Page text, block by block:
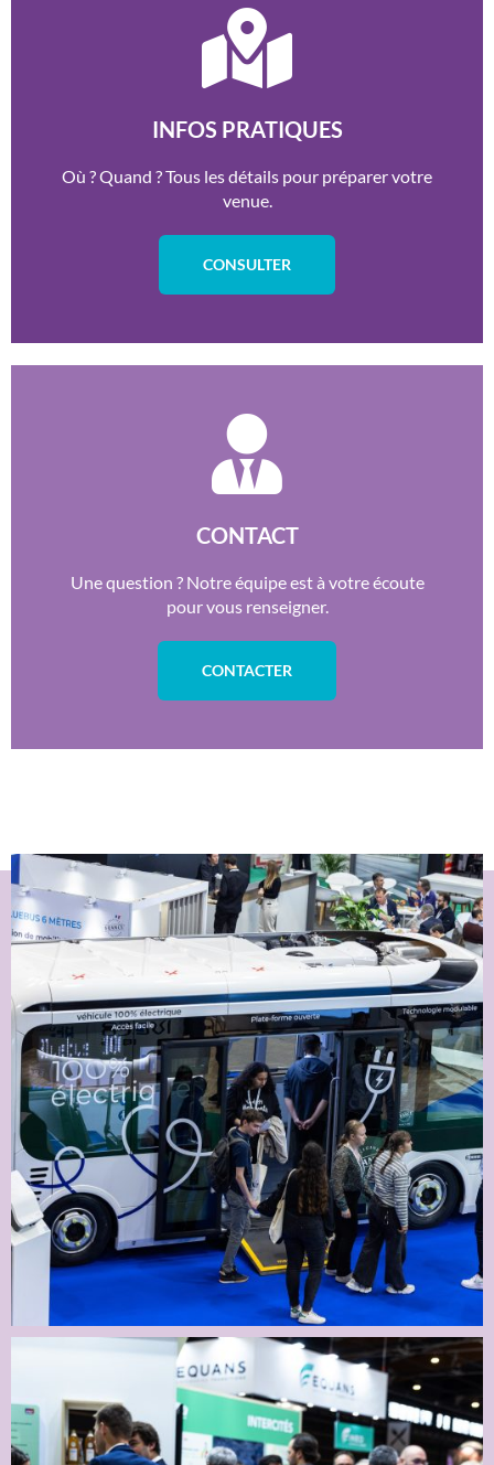
INFOS PRATIQUES
Où ? Quand ? Tous les détails pour préparer votre
venue.
CONSULTER
CONTACT
Une question ? Notre équipe est à votre écoute
pour vous renseigner.
CONTACTER